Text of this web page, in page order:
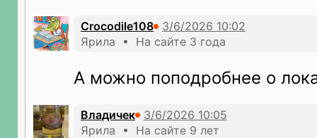
Crocodile108
Ярила • На сайте 3 года
А можно поподробнее о
Владичек
Ярила • На сайте 9 лет